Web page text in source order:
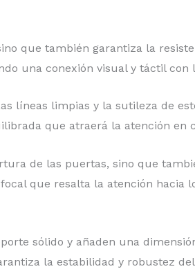
que también garantiza la
una conexión visual y táctil con
líneas limpias y la sutileza de
que atraerá la atención en
de las puertas, sino que
que resalta la atención hacia
sólido y añaden una
la estabilidad y robustez